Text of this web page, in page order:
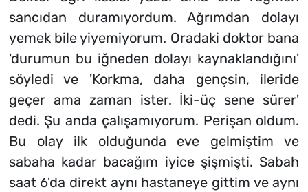
sancıdan duramıyordum. Ağrımdan dolayı
yemek bile yiyemiyorum. Oradaki doktor bana
'durumun bu iğneden dolayı kaynaklandığını'
söyledi ve 'Korkma, daha gençsin, ileride
geçer ama zaman ister. İki-üç sene sürer'
dedi. Şu anda çalışamıyorum. Perişan oldum.
Bu olay ilk olduğunda eve gelmiştim ve
sabaha kadar bacağım iyice şişmişti. Sabah
saat 6'da direkt aynı hastaneye gittim ve aynı